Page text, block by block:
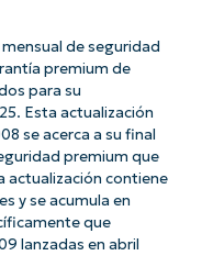
de seguridad
premium de
para su
Esta actualización
se acerca a su final
premium que
actualización contiene
y se acumula en
que
lanzadas en abril